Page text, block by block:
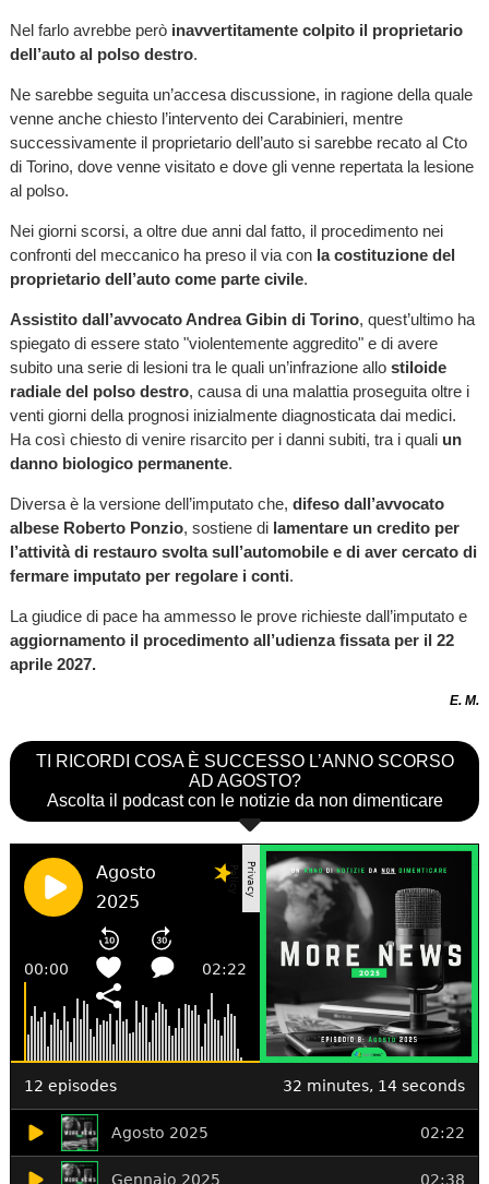
Nel farlo avrebbe però inavvertitamente colpito il proprietario
dell’auto al polso destro.
Ne sarebbe seguita un’accesa discussione, in ragione della quale
venne anche chiesto l’intervento dei Carabinieri, mentre
successivamente il proprietario dell’auto si sarebbe recato al Cto
di Torino, dove venne visitato e dove gli venne repertata la lesione
al polso.
Nei giorni scorsi, a oltre due anni dal fatto, il procedimento nei
confronti del meccanico ha preso il via con la costituzione del
proprietario dell’auto come parte civile.
Assistito dall’avvocato Andrea Gibin di Torino, quest’ultimo ha
spiegato di essere stato "violentemente aggredito" e di avere
subito una serie di lesioni tra le quali un’infrazione allo stiloide
radiale del polso destro, causa di una malattia proseguita oltre i
venti giorni della prognosi inizialmente diagnosticata dai medici.
Ha così chiesto di venire risarcito per i danni subiti, tra i quali un
danno biologico permanente.
Diversa è la versione dell’imputato che, difeso dall’avvocato
albese Roberto Ponzio, sostiene di lamentare un credito per
l’attività di restauro svolta sull’automobile e di aver cercato di
fermare imputato per regolare i conti.
La giudice di pace ha ammesso le prove richieste dall’imputato e
aggiornamento il procedimento all’udienza fissata per il 22
aprile 2027.
E. M.
TI RICORDI COSA È SUCCESSO L’ANNO SCORSO
AD AGOSTO?
Ascolta il podcast con le notizie da non dimenticare